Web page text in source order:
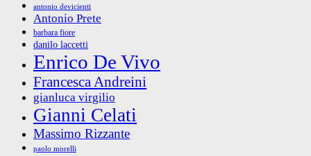
antonio devicienti
Antonio Prete
barbara fiore
danilo laccetti
Enrico De Vivo
Francesca Andreini
gianluca virgilio
Gianni Celati
Massimo Rizzante
paolo morelli